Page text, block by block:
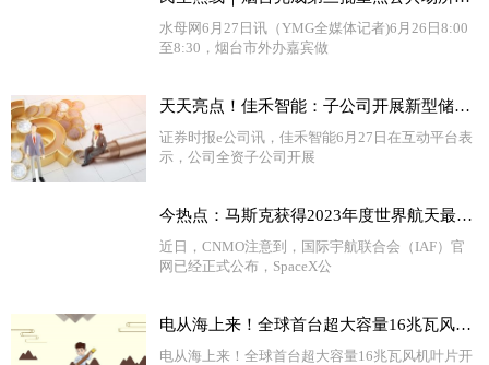
水母网6月27日讯（YMG全媒体记者)6月26日8:00
至8:30，烟台市外办嘉宾做
天天亮点！佳禾智能：子公司开展新型储能业务 预计9月底试产
证券时报e公司讯，佳禾智能6月27日在互动平台表
示，公司全资子公司开展
今热点：马斯克获得2023年度世界航天最高奖 星舰成功率已大增
近日，CNMO注意到，国际宇航联合会（IAF）官
网已经正式公布，SpaceX公
电从海上来！全球首台超大容量16兆瓦风机叶片开始吊装
电从海上来！全球首台超大容量16兆瓦风机叶片开